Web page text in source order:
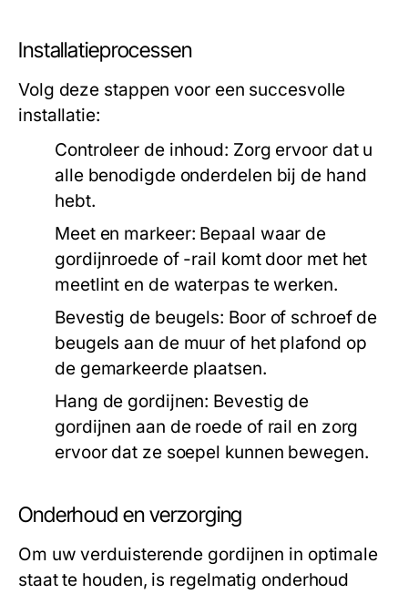
Installatieprocessen
Volg deze stappen voor een succesvolle
installatie:
Controleer de inhoud: Zorg ervoor dat u
alle benodigde onderdelen bij de hand
hebt.
Meet en markeer: Bepaal waar de
gordijnroede of -rail komt door met het
meetlint en de waterpas te werken.
Bevestig de beugels: Boor of schroef de
beugels aan de muur of het plafond op
de gemarkeerde plaatsen.
Hang de gordijnen: Bevestig de
gordijnen aan de roede of rail en zorg
ervoor dat ze soepel kunnen bewegen.
Onderhoud en verzorging
Om uw verduisterende gordijnen in optimale
staat te houden, is regelmatig onderhoud